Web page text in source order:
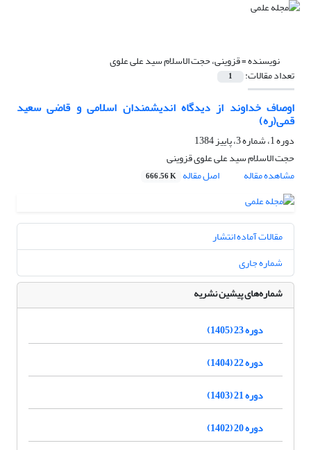
نویسنده =قزوینی، حجت الاسلام سید علی علوی
تعداد مقالات: 1
اوصاف خداوند از دیدگاه اندیشمندان اسلامی و قاضی سعید
قمی(ره)
دوره 1، شماره 3، پاییز 1384
حجت الاسلام سید علی علوی قزوینی
مشاهده مقاله
اصل مقاله 666.56 K
مقالات آماده انتشار
شماره جاری
شماره‌های پیشین نشریه
دوره 23 (1405)
دوره 22 (1404)
دوره 21 (1403)
دوره 20 (1402)